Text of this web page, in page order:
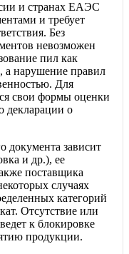
и странах ЕАЭС
и требует
Без
невозможен
пил как
а нарушение правил
Для
свои формы оценки
декларации о
документа зависит
и др.), ее
поставщика
случаях
категорий
Отсутствие или
к блокировке
продукции.